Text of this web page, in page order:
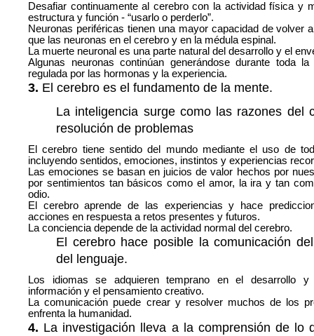
Desafiar continuamente al cerebro con la actividad física y
estructura y función - “usarlo o perderlo”.
Neuronas periféricas tienen una mayor capacidad de volver
que las neuronas en el cerebro y en la médula espinal.
La muerte neuronal es una parte natural del desarrollo y el
Algunas neuronas continúan generándose durante toda
regulada por las hormonas y la experiencia.
3. El cerebro es el fundamento de la mente.
La inteligencia surge como las razones del
resolución de problemas
El cerebro tiene sentido del mundo mediante el uso de
incluyendo sentidos, emociones, instintos y experiencias
Las emociones se basan en juicios de valor hechos por
por sentimientos tan básicos como el amor, la ira y tan
odio.
El cerebro aprende de las experiencias y hace
acciones en respuesta a retos presentes y futuros.
La conciencia depende de la actividad normal del cerebro.
El cerebro hace posible la comunicación
del lenguaje.
Los idiomas se adquieren temprano en el desarrollo
información y el pensamiento creativo.
La comunicación puede crear y resolver muchos de los
enfrenta la humanidad.
4. La investigación lleva a la comprensión de lo